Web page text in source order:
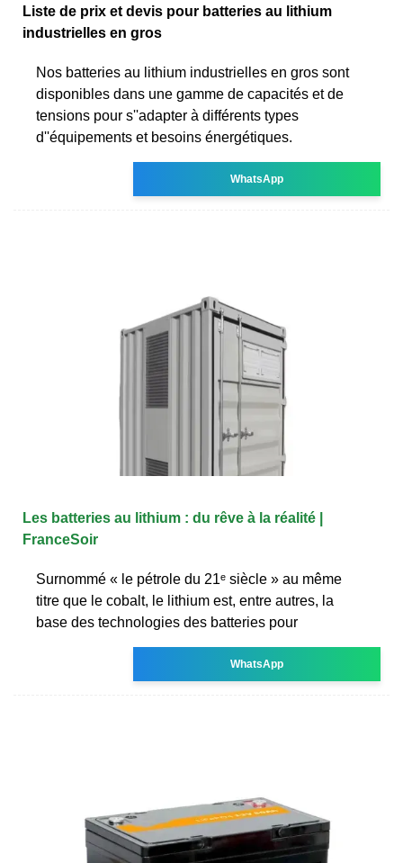
Liste de prix et devis pour batteries au lithium
industrielles en gros
Nos batteries au lithium industrielles en gros sont
disponibles dans une gamme de capacités et de
tensions pour s''adapter à différents types
d''équipements et besoins énergétiques.
WhatsApp
Les batteries au lithium : du rêve à la réalité |
FranceSoir
Surnommé « le pétrole du 21ᵉ siècle » au même
titre que le cobalt, le lithium est, entre autres, la
base des technologies des batteries pour
WhatsApp